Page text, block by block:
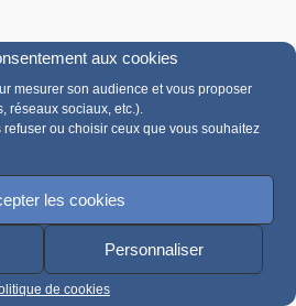
aux cookies
mesurer son audience et vous proposer
réseaux sociaux, etc.).
ou choisir ceux que vous souhaitez
les cookies
Personnaliser
de cookies
l’Eglise catholique
la foi » : de Jean-
XVI